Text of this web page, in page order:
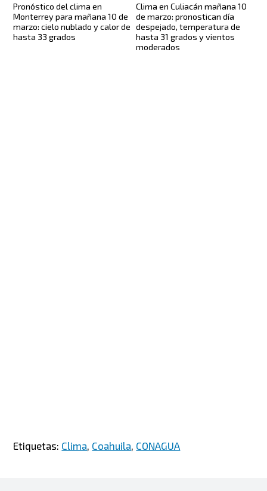
Pronóstico del clima en
Monterrey para mañana 10 de
marzo: cielo nublado y calor de
hasta 33 grados
Clima en Culiacán mañana 10
de marzo: pronostican día
despejado, temperatura de
hasta 31 grados y vientos
moderados
Etiquetas: Clima Coahuila CONAGUA